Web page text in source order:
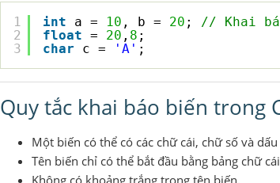
1
2
3
int a = 10 , b = 20 ;
// Khai
float = 20 , 8 ;
char
c = 'A' ;
Quy tắc khai báo biến trong
Một biến có thể có các chữ cái, chữ số và
Tên biến chỉ có thể bắt đầu bằng bảng chữ
Không có khoảng trắng trong tên biến.